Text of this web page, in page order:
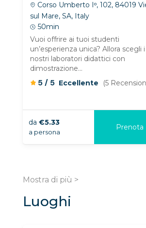
Corso Umberto Iᵒ, 102, 84019
sul Mare, SA, Italy
50min
Vuoi offrire ai tuoi studenti
un’esperienza unica? Allora scegli i
nostri laboratori didattici con
dimostrazione...
5 / 5 Eccellente (5
da €5.33
a persona
Prenota
Mostra di più >
Luoghi